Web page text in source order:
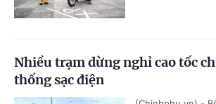
Nhiều trạm dừng nghỉ cao tốc
thống sạc điện